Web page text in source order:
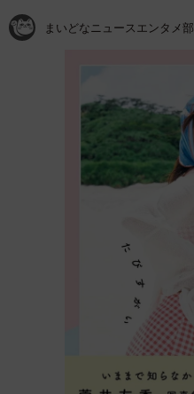
まいどなニュースエンタメ部